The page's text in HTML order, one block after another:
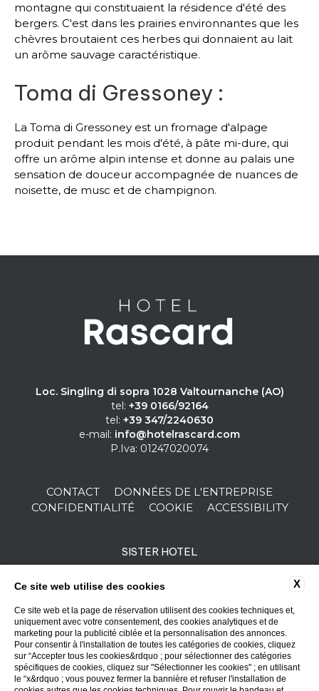
montagne qui constituaient la résidence d'été des
bergers. C'est dans les prairies environnantes que les
chèvres broutaient ces herbes qui donnaient au lait
un arôme sauvage caractéristique.
Toma di Gressoney :
La Toma di Gressoney est un fromage d'alpage
produit pendant les mois d'été, à pâte mi-dure, qui
offre un arôme alpin intense et donne au palais une
sensation de douceur accompagnée de nuances de
noisette, de musc et de champignon.
Loc. Singling di sopra 1028 Valtournanche (AO)
tel: +39 0166/92164
tel: +39 347/2240630
e-mail: info@hotelrascard.com
P.Iva: 01247020074
CONTACT
DONNÉES DE L'ENTREPRISE
CONFIDENTIALITÉ
COOKIE ACCESSIBILITY
SISTER HOTEL
X
Ce site web utilise des cookies
Ce site web et la page de réservation utilisent des cookies techniques et,
uniquement avec votre consentement, des cookies analytiques et de
marketing pour la publicité ciblée et la personnalisation des annonces.
Pour consentir à l'installation de toutes les catégories de cookies, cliquez
sur “Accepter tous les cookies&rdquo ; pour sélectionner des catégories
spécifiques de cookies, cliquez sur "Sélectionner les cookies" ; en utilisant
le “x&rdquo ; vous pouvez fermer la bannière et refuser l'installation de